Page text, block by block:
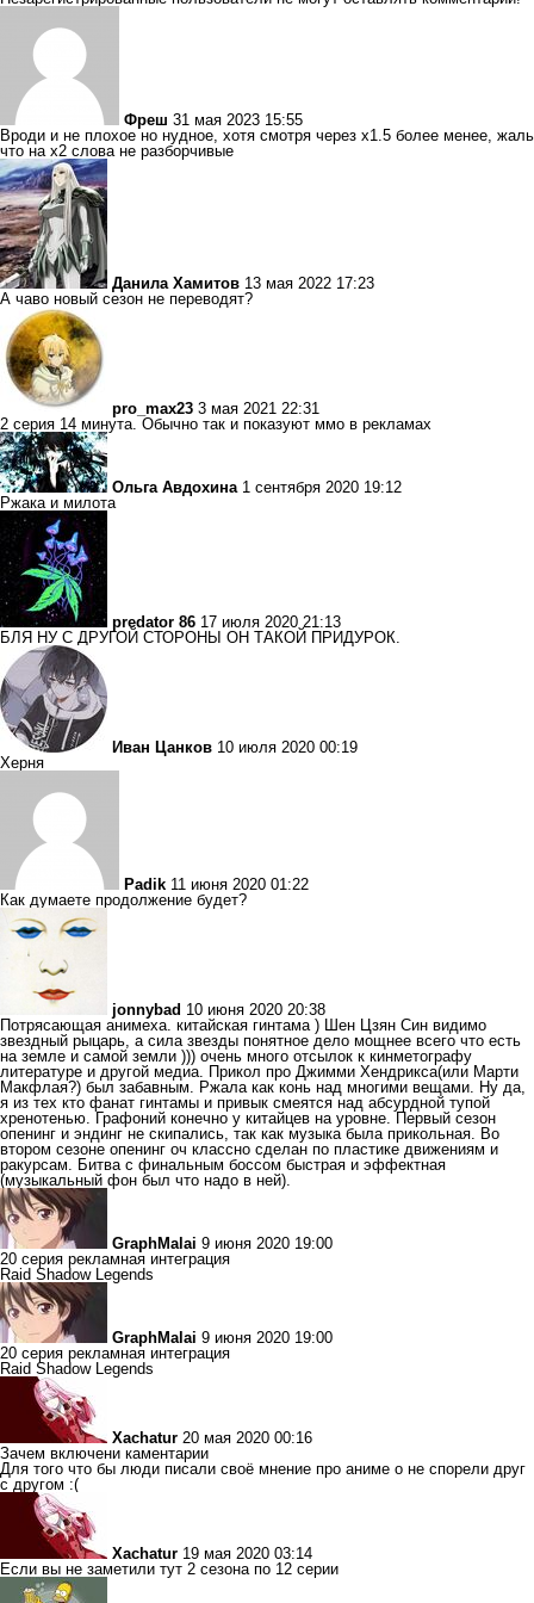
Фреш 31 мая 2023 15:55
Вроди и не плохое но нудное, хотя смотря через х1.5 более менее, жаль
что на х2 слова не разборчивые
Данила Хамитов 13 мая 2022 17:23
А чаво новый сезон не переводят?
pro_max23 3 мая 2021 22:31
2 серия 14 минута. Обычно так и показуют ммо в рекламах
Ольга Авдохина 1 сентября 2020 19:12
Ржака и милота
predator 86 17 июля 2020 21:13
БЛЯ НУ С ДРУГОЙ СТОРОНЫ ОН ТАКОЙ ПРИДУРОК.
Иван Цанков 10 июля 2020 00:19
Херня
Padik 11 июня 2020 01:22
Как думаете продолжение будет?
jonnybad 10 июня 2020 20:38
Потрясающая анимеха. китайская гинтама ) Шен Цзян Син видимо
звездный рыцарь, а сила звезды понятное дело мощнее всего что есть
на земле и самой земли ))) очень много отсылок к кинметографу
литературе и другой медиа. Прикол про Джимми Хендрикса(или Марти
Макфлая?) был забавным. Ржала как конь над многими вещами. Ну да,
я из тех кто фанат гинтамы и привык смеятся над абсурдной тупой
хренотенью. Графоний конечно у китайцев на уровне. Первый сезон
опенинг и эндинг не скипались, так как музыка была прикольная. Во
втором сезоне опенинг оч классно сделан по пластике движениям и
ракурсам. Битва с финальным боссом быстрая и эффектная
(музыкальный фон был что надо в ней).
GraphMalai 9 июня 2020 19:00
20 серия рекламная интеграция
Raid Shadow Legends
GraphMalai 9 июня 2020 19:00
20 серия рекламная интеграция
Raid Shadow Legends
Xachatur 20 мая 2020 00:16
Зачем включени каментарии
Для того что бы люди писали своё мнение про аниме о не спорели друг
с другом :(
Xachatur 19 мая 2020 03:14
Если вы не заметили тут 2 сезона по 12 серии